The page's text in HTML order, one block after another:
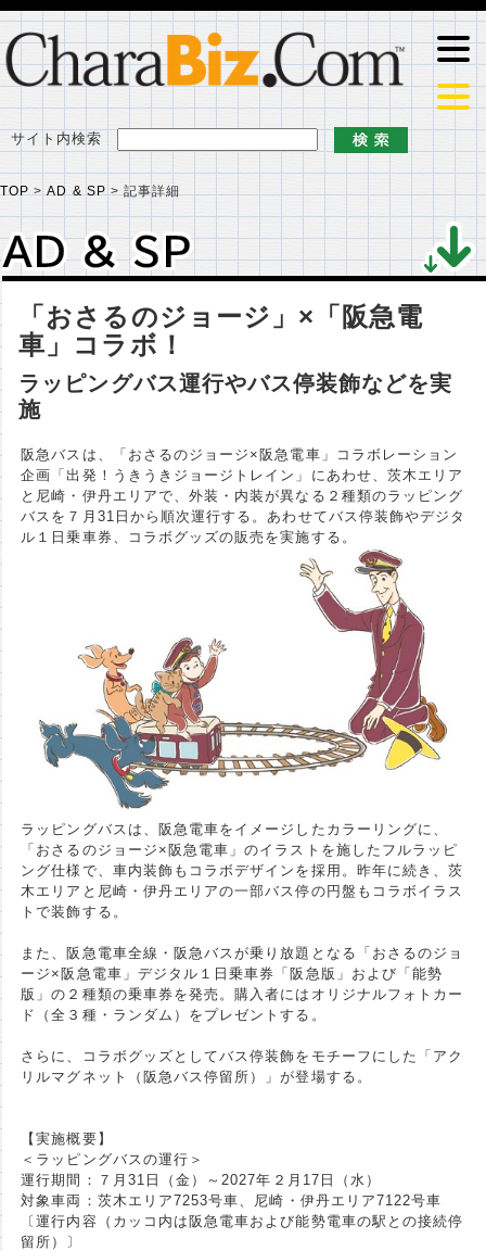
サイト内検索
TOP >AD & SP >記事詳細
AD & SP
AD & SP
「おさるのジョージ」×「阪急電
車」コラボ！
ラッピングバス運行やバス停装飾などを実
施
阪急バスは、「おさるのジョージ×阪急電車」コラボレーション
企画「出発！うきうきジョージトレイン」にあわせ、茨木エリア
と尼崎・伊丹エリアで、外装・内装が異なる２種類のラッピング
バスを７月31日から順次運行する。あわせてバス停装飾やデジタ
ル１日乗車券、コラボグッズの販売を実施する。
ラッピングバスは、阪急電車をイメージしたカラーリングに、
「おさるのジョージ×阪急電車」のイラストを施したフルラッピ
ング仕様で、車内装飾もコラボデザインを採用。昨年に続き、茨
木エリアと尼崎・伊丹エリアの一部バス停の円盤もコラボイラス
トで装飾する。
また、阪急電車全線・阪急バスが乗り放題となる「おさるのジョ
ージ×阪急電車」デジタル１日乗車券「阪急版」および「能勢
版」の２種類の乗車券を発売。購入者にはオリジナルフォトカー
ド（全３種・ランダム）をプレゼントする。
さらに、コラボグッズとしてバス停装飾をモチーフにした「アク
リルマグネット（阪急バス停留所）」が登場する。
【実施概要】
＜ラッピングバスの運行＞
運行期間：７月31日（金）～2027年２月17日（水）
対象車両：茨木エリア7253号車、尼崎・伊丹エリア7122号車
〔運行内容（カッコ内は阪急電車および能勢電車の駅との接続停
留所）〕